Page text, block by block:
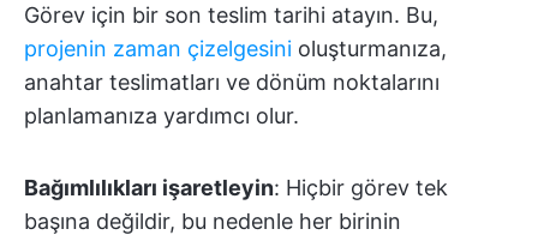
Görev için bir son teslim tarihi atayın. Bu,
projenin zaman çizelgesini oluşturmanıza,
anahtar teslimatları ve dönüm noktalarını
planlamanıza yardımcı olur.
Bağımlılıkları işaretleyin: Hiçbir görev tek
başına değildir, bu nedenle her birinin